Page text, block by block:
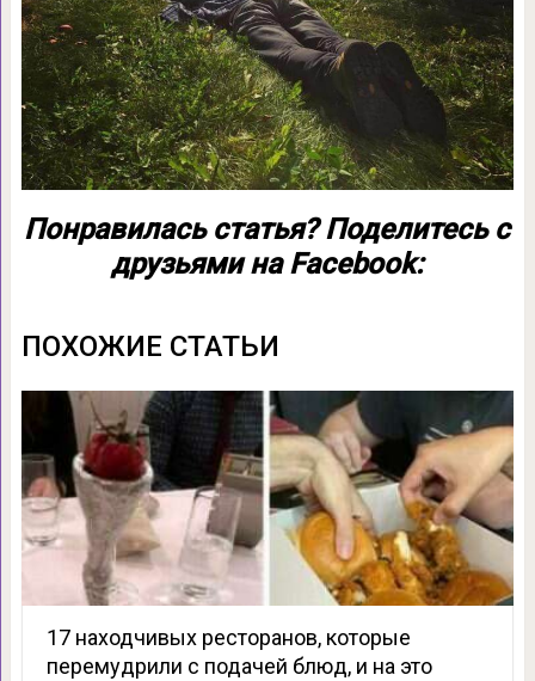
Понравилась статья? Поделитесь с
друзьями на Facebook:
ПОХОЖИЕ СТАТЬИ
17 находчивых ресторанов, которые
перемудрили с подачей блюд, и на это